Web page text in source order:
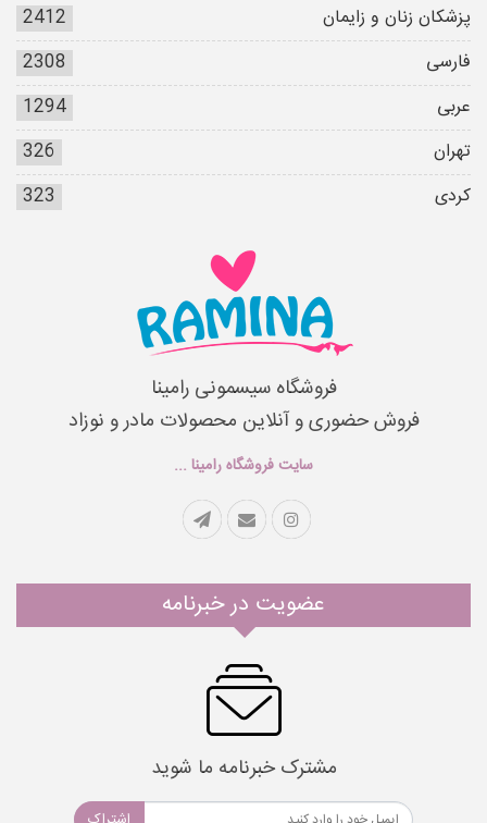
پزشکان زنان و زایمان
2412
فارسی
2308
عربی
1294
تهران
326
کردی
323
فروشگاه سیسمونی رامینا
فروش حضوری و آنلاین محصولات مادر و نوزاد
سایت فروشگاه رامینا ...
عضویت در خبرنامه
مشترک خبرنامه ما شوید